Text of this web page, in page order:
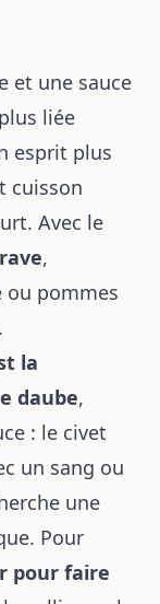
et une sauce
liée
esprit plus
cuisson
Avec le
,
ou pommes
la
daube,
: le civet
un sang ou
une
Pour
pour faire